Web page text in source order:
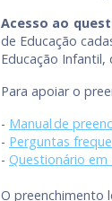
Acesso ao
de Educação
Educação Infantil,
Para apoiar o
- Manual de
- Perguntas
- Questionário em
O preenchimento